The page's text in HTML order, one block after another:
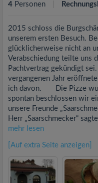
4 Personen
2015 schloss die
unserem ersten Besuch.
glücklicherweise nicht an
Verabschiedung teilte uns
Pachtvertrag gekündigt
vergangenen Jahr
ich davon. Die Pizze
spontan beschlossen wir
unsere Freunde
Herr „Saarschmecker“
mehr lesen
[Auf extra Seite anzeigen]